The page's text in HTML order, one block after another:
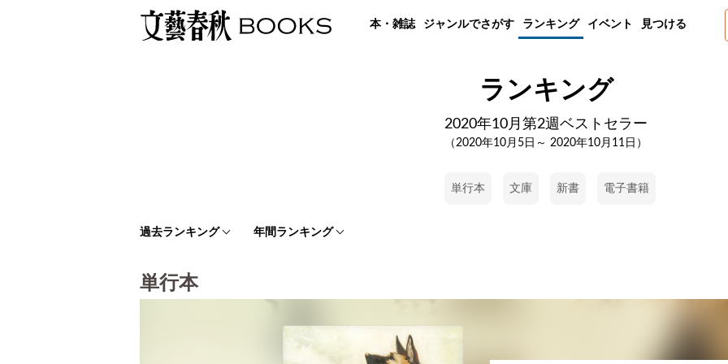
本・雑誌 ジャンルでさがす ランキング イベント 見つける
ランキング
2020年10月第2週ベストセラー
（2020年10月5日～ 2020年10月11日）
単行本 文庫 新書 電子書籍
過去ランキング 年間ランキング
単行本